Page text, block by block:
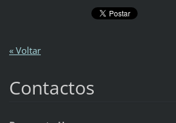
« Voltar
Contactos